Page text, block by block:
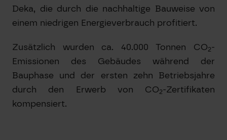
Deka, die durch die nachhaltige Bauweise von
einem niedrigen Energieverbrauch profitiert.
Zusätzlich wurden ca. 40.000 Tonnen CO2-
Emissionen des Gebäudes während der
Bauphase und der ersten zehn Betriebsjahre
durch den Erwerb von CO2-Zertifikaten
kompensiert.